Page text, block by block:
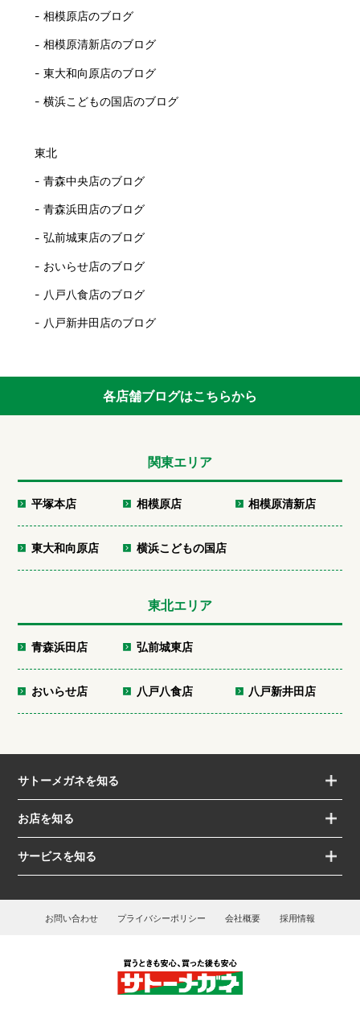
相模原店のブログ
相模原清新店のブログ
東大和向原店のブログ
横浜こどもの国店のブログ
東北
青森中央店のブログ
青森浜田店のブログ
弘前城東店のブログ
おいらせ店のブログ
八戸八食店のブログ
八戸新井田店のブログ
各店舗ブログはこちらから
関東エリア
平塚本店 相模原店 相模原清新店
東大和向原店 横浜こどもの国店
東北エリア
青森浜田店 弘前城東店
おいらせ店 八戸八食店 八戸新井田店
サトーメガネを知る
お店を知る
サービスを知る
お問い合わせ プライバシーポリシー 会社概要 採用情報